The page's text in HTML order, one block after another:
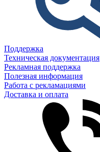
Поддержка
Техническая документация
Рекламная поддержка
Полезная информация
Работа с рекламациями
Доставка и оплата